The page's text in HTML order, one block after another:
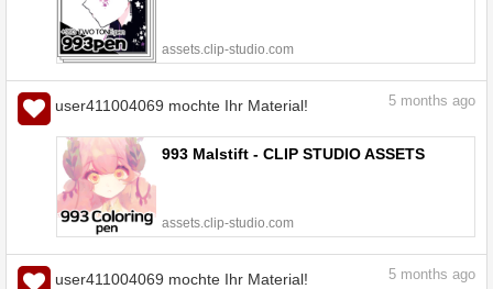
assets.clip-studio.com
user411004069 mochte Ihr Material! 5 months ago
993 Malstift - CLIP STUDIO ASSETS
assets.clip-studio.com
user411004069 mochte Ihr Material! 5 months ago